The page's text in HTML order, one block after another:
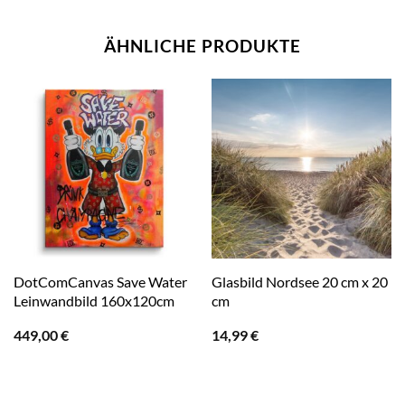
ÄHNLICHE PRODUKTE
DotComCanvas Save Water
Leinwandbild 160x120cm
449,00€
Glasbild Nordsee 20 cm x 20
cm
14,99€